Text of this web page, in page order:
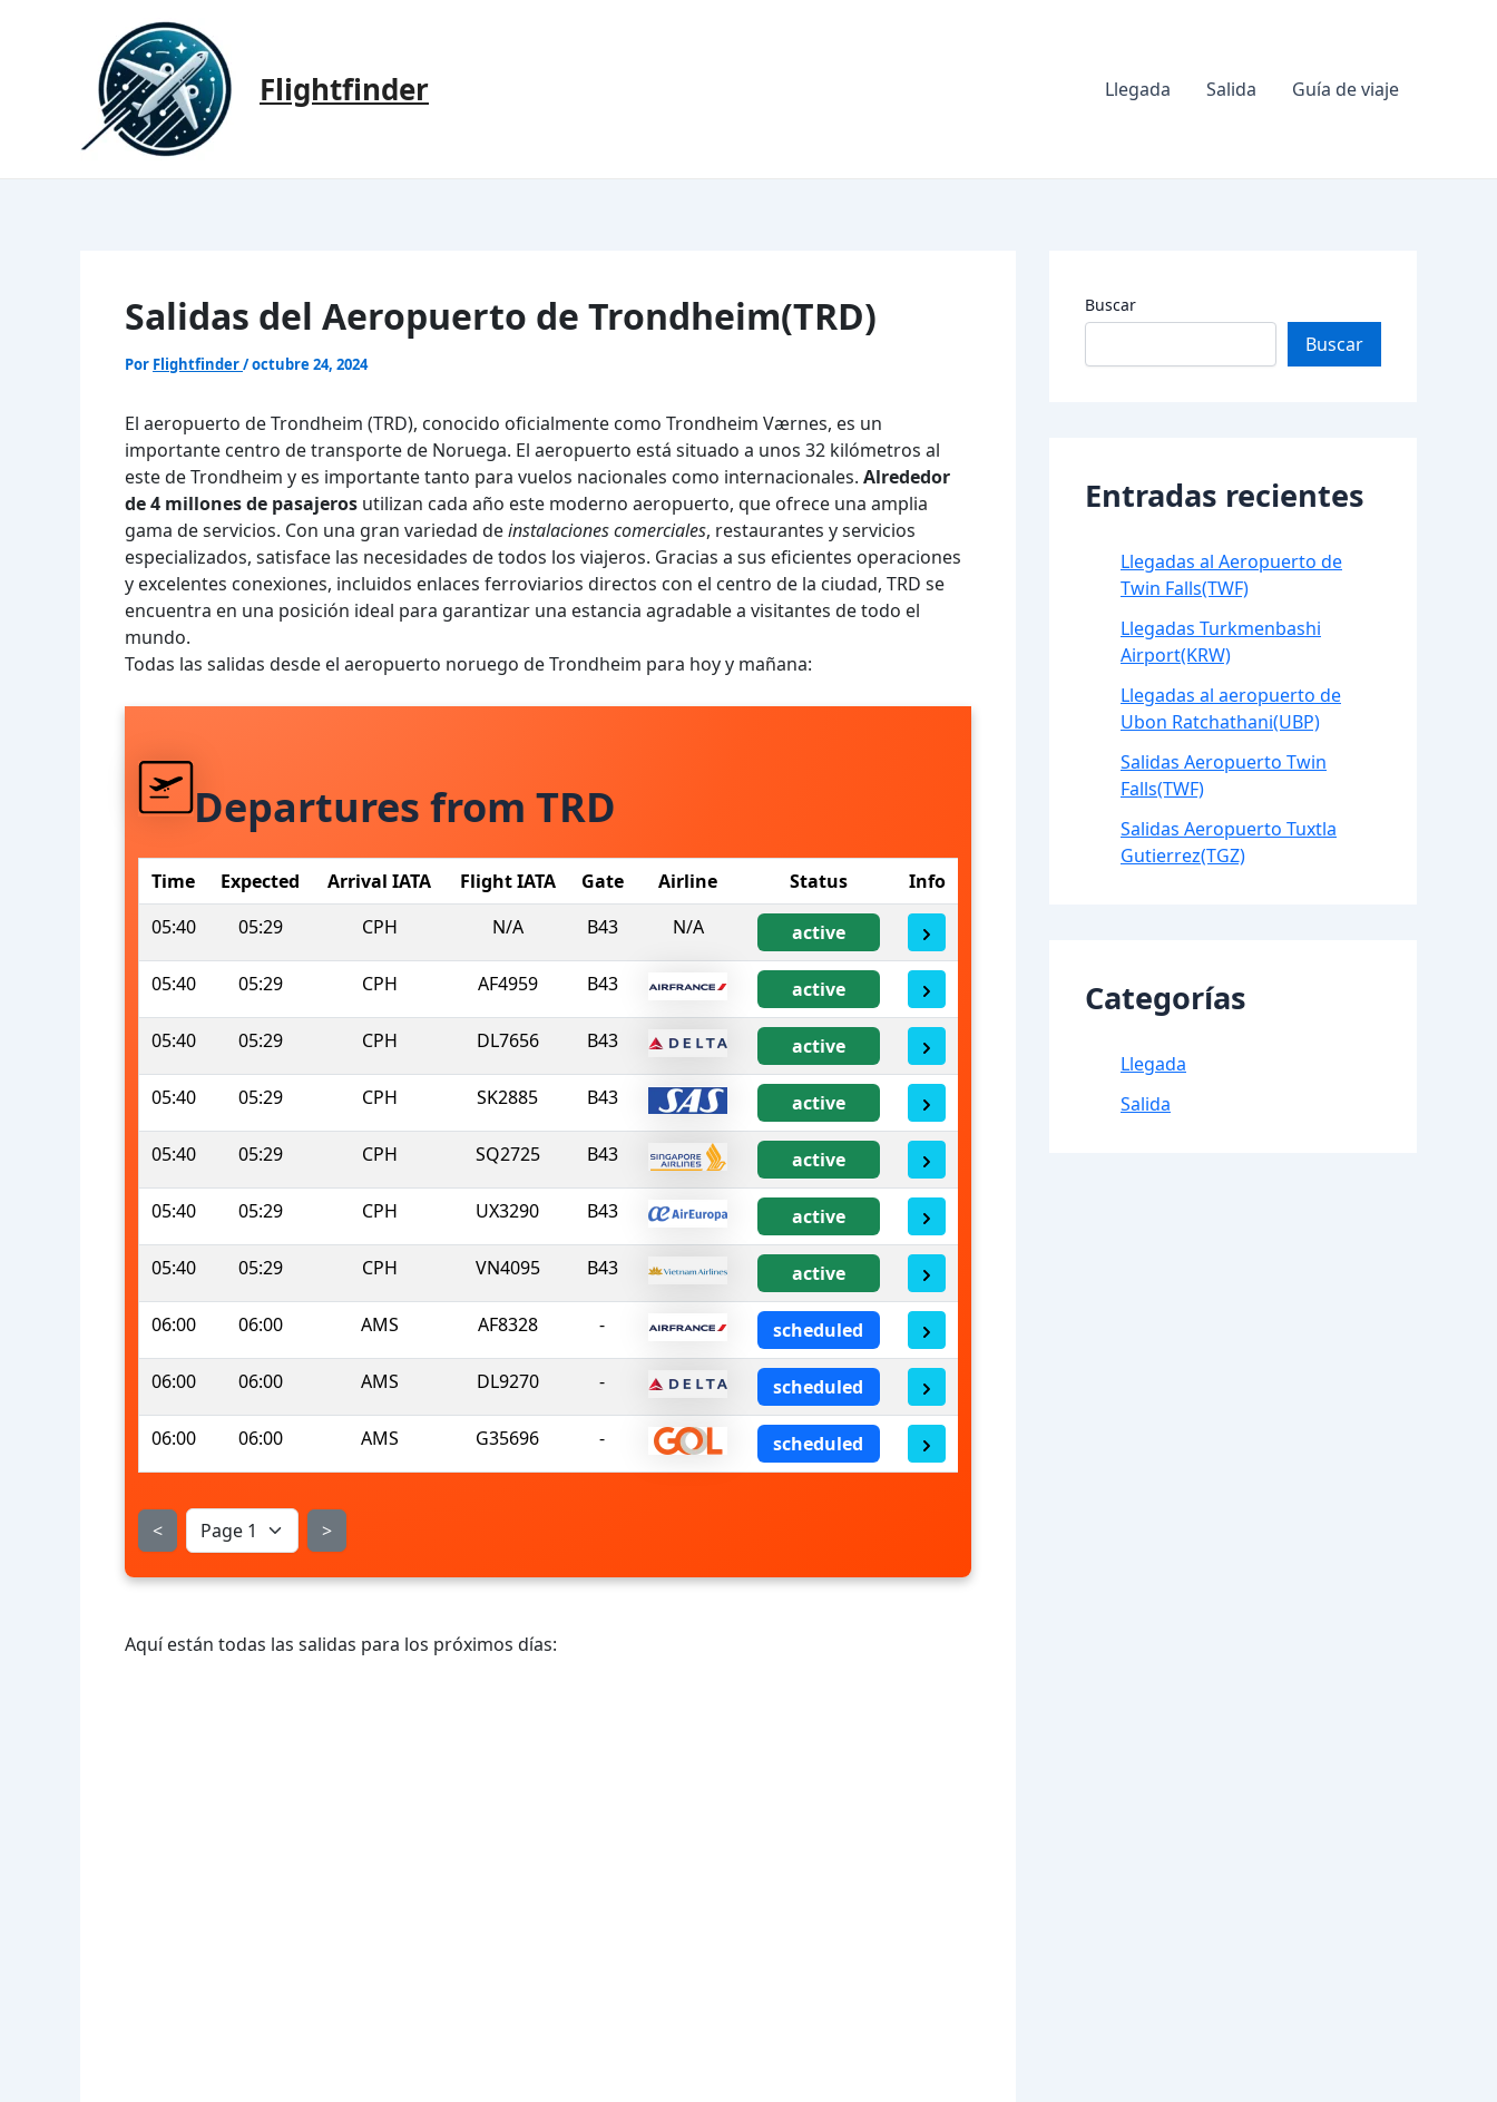
Flightfinder Llegada Salida Guía de viaje
Salidas del Aeropuerto de Trondheim(TRD)
Por Flightfinder/octubre 24, 2024
El aeropuerto de Trondheim (TRD), conocido oficialmente como Trondheim Værnes, es un
importante centro de transporte de Noruega. El aeropuerto está situado a unos 32 kilómetros al
este de Trondheim y es importante tanto para vuelos nacionales como internacionales. Alrededor
de 4 millones de pasajeros utilizan cada año este moderno aeropuerto, que ofrece una amplia
gama de servicios. Con una gran variedad deinstalaciones comerciales, restaurantes y servicios
especializados, satisface las necesidades de todos los viajeros. Gracias a sus eficientes operaciones
y excelentes conexiones, incluidos enlaces ferroviarios directos con el centro de la ciudad, TRD se
encuentra en una posición ideal para garantizar una estancia agradable a visitantes de todo el
mundo.
Todas las salidas desde el aeropuerto noruego de Trondheim para hoy y mañana:
Departures from TRD
Time Expected Arrival IATA Flight IATA Gate Airline Status
Info
05:40
05:29 CPH N/A B43 N/A active
05:40 05:29 CPH AF4959 B43 active
05:40 05:29 CPH DL7656 B43 active
05:40 05:29 CPH SK2885 B43 active
05:40 05:29 CPH SQ2725 B43 active
05:40 05:29 CPH UX3290 B43 active
05:40 05:29 CPH VN4095 B43 active
06:00 06:00 AMS AF8328 - scheduled
06:00 06:00 AMS DL9270 - scheduled
06:00 06:00 AMS G35696 - scheduled
< >
Aquí están todas las salidas para los próximos días:
Buscar
Buscar
Entradas recientes
Llegadas al Aeropuerto de
Twin Falls(TWF)
Llegadas Turkmenbashi
Airport(KRW)
Llegadas al aeropuerto de
Ubon Ratchathani(UBP)
Salidas Aeropuerto Twin
Falls(TWF)
Salidas Aeropuerto Tuxtla
Gutierrez(TGZ)
Categorías
Llegada
Salida